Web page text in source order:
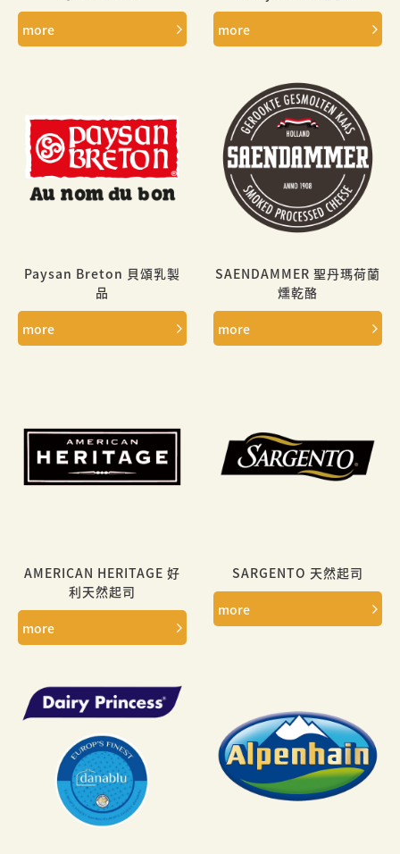
more more
Paysan Breton 貝頌乳製
品
more
SAENDAMMER 聖丹瑪荷蘭
燻乾酪
more
AMERICAN HERITAGE 好
利天然起司
more
SARGENTO 天然起司
more